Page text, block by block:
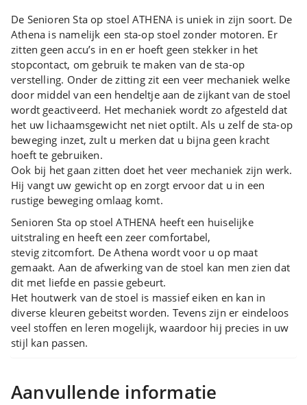
De Senioren Sta op stoel ATHENA is uniek in zijn soort. De
Athena is namelijk een sta-op stoel zonder motoren. Er
zitten geen accu’s in en er hoeft geen stekker in het
stopcontact, om gebruik te maken van de sta-op
verstelling. Onder de zitting zit een veer mechaniek welke
door middel van een hendeltje aan de zijkant van de stoel
wordt geactiveerd. Het mechaniek wordt zo afgesteld dat
het uw lichaamsgewicht net niet optilt. Als u zelf de sta-op
beweging inzet, zult u merken dat u bijna geen kracht
hoeft te gebruiken.
Ook bij het gaan zitten doet het veer mechaniek zijn werk.
Hij vangt uw gewicht op en zorgt ervoor dat u in een
rustige beweging omlaag komt.
Senioren Sta op stoel ATHENA heeft een huiselijke
uitstraling en heeft een zeer comfortabel,
stevig zitcomfort. De Athena wordt voor u op maat
gemaakt. Aan de afwerking van de stoel kan men zien dat
dit met liefde en passie gebeurt.
Het houtwerk van de stoel is massief eiken en kan in
diverse kleuren gebeitst worden. Tevens zijn er eindeloos
veel stoffen en leren mogelijk, waardoor hij precies in uw
stijl kan passen.
Aanvullende informatie